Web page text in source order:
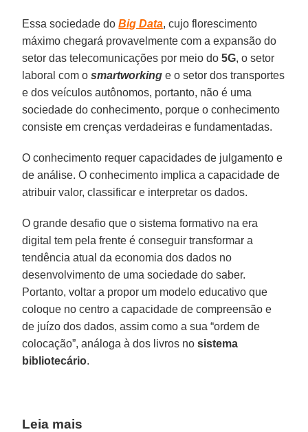
Essa sociedade doBig Data, cujo florescimento
máximo chegará provavelmente com a expansão do
setor das telecomunicações por meio do5G, o setor
laboral com osmartworking e o setor dos transportes
e dos veículos autônomos, portanto, não é uma
sociedade do conhecimento, porque o conhecimento
consiste em crenças verdadeiras e fundamentadas.
O conhecimento requer capacidades de julgamento e
de análise. O conhecimento implica a capacidade de
atribuir valor, classificar e interpretar os dados.
O grande desafio que o sistema formativo na era
digital tem pela frente é conseguir transformar a
tendência atual da economia dos dados no
desenvolvimento de uma sociedade do saber.
Portanto, voltar a propor um modelo educativo que
coloque no centro a capacidade de compreensão e
de juízo dos dados, assim como a sua “ordem de
colocação”, análoga à dos livros nosistema
bibliotecário.
Leia mais